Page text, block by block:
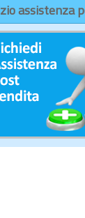
assistenza